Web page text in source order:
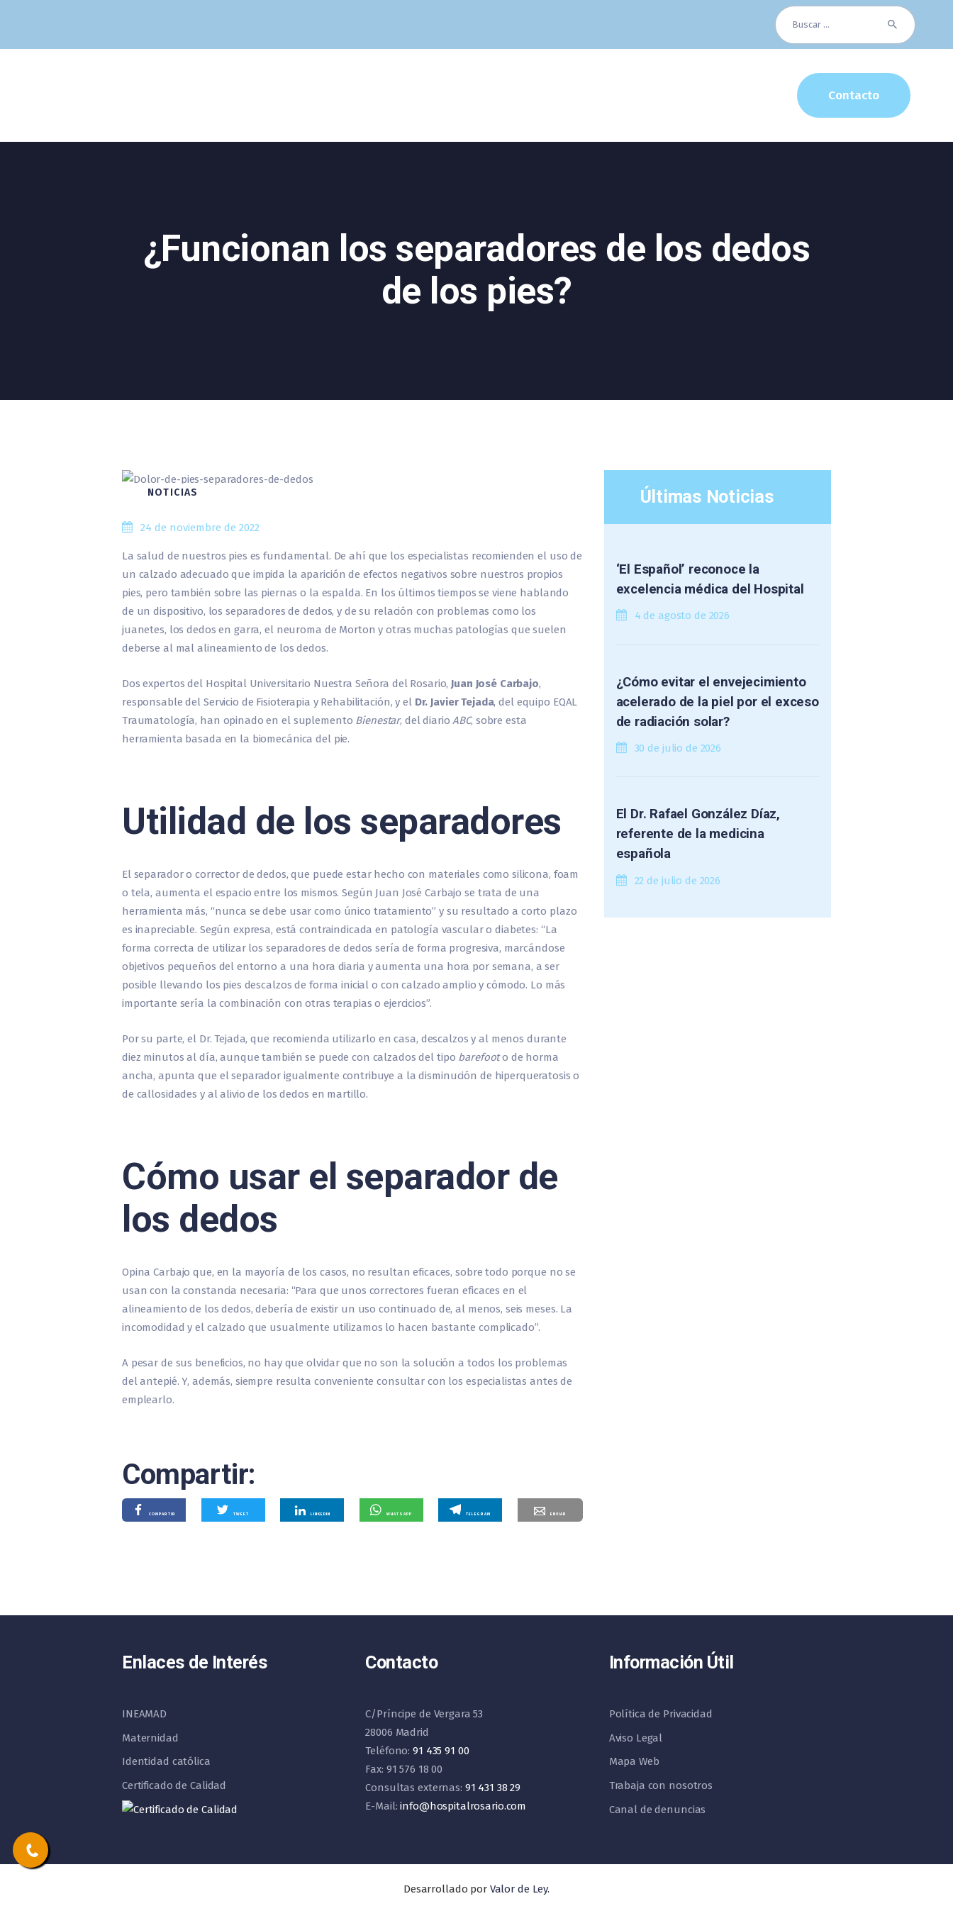
Buscar:
Contacto
¿Funcionan los separadores de los dedos
de los pies?
Especialidades
Noticias
NOTICIAS
24 de noviembre de 2022
La salud de nuestros pies es fundamental. De ahí que los especialistas recomienden el uso de
un calzado adecuado que impida la aparición de efectos negativos sobre nuestros propios
pies, pero también sobre las piernas o la espalda. En los últimos tiempos se viene hablando
de un dispositivo, los separadores de dedos, y de su relación con problemas como los
juanetes, los dedos en garra, el neuroma de Morton y otras muchas patologías que suelen
deberse al mal alineamiento de los dedos.
Dos expertos del Hospital Universitario Nuestra Señora del Rosario, Juan José Carbajo,
responsable del Servicio de Fisioterapia y Rehabilitación, y el Dr. Javier Tejada, del equipo EQAL
Traumatología, han opinado en el suplemento Bienestar, del diarioABC, sobre esta
herramienta basada en la biomecánica del pie.
Utilidad de los separadores
El separador o corrector de dedos, que puede estar hecho con materiales como silicona, foam
o tela, aumenta el espacio entre los mismos. Según Juan José Carbajo se trata de una
herramienta más, “nunca se debe usar como único tratamiento” y su resultado a corto plazo
es inapreciable. Según expresa, está contraindicada en patología vascular o diabetes: “La
forma correcta de utilizar los separadores de dedos sería de forma progresiva, marcándose
objetivos pequeños del entorno a una hora diaria y aumenta una hora por semana, a ser
posible llevando los pies descalzos de forma inicial o con calzado amplio y cómodo. Lo más
importante sería la combinación con otras terapias o ejercicios”.
Por su parte, el Dr. Tejada, que recomienda utilizarlo en casa, descalzos y al menos durante
diez minutos al día, aunque también se puede con calzados del tipo barefooto de horma
ancha, apunta que el separador igualmente contribuye a la disminución de hiperqueratosis o
de callosidades y al alivio de los dedos en martillo.
Cómo usar el separador de
los dedos
Opina Carbajo que, en la mayoría de los casos, no resultan eficaces, sobre todo porque no se
usan con la constancia necesaria: “Para que unos correctores fueran eficaces en el
alineamiento de los dedos, debería de existir un uso continuado de, al menos, seis meses. La
incomodidad y el calzado que usualmente utilizamos lo hacen bastante complicado”.
A pesar de sus beneficios, no hay que olvidar que no son la solución a todos los problemas
del antepié. Y, además, siempre resulta conveniente consultar con los especialistas antes de
emplearlo.
Compartir:
COMPARTIR TWEET LINKEDIN WHATSAPP TELEGRAM ENVIAR
Últimas Noticias
‘El Español’ reconoce la
excelencia médica del Hospital
4 de agosto de 2026
¿Cómo evitar el envejecimiento
acelerado de la piel por el exceso
de radiación solar?
30 de julio de 2026
El Dr. Rafael González Díaz,
referente de la medicina
española
22 de julio de 2026
Enlaces de Interés
INEAMAD
Maternidad
Identidad católica
Certificado de Calidad
Contacto
C/Príncipe de Vergara 53
28006 Madrid
Teléfono:91 435 91 00
Fax: 91 576 18 00
Consultas externas: 91 431 38 29
E-Mail:info@hospitalrosario.com
Información Útil
Política de Privacidad
Aviso Legal
Mapa Web
Trabaja con nosotros
Canal de denuncias
Desarrollado por Valor de Ley.